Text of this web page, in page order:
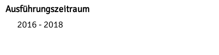
Ausführungszeitraum
2016 - 2018